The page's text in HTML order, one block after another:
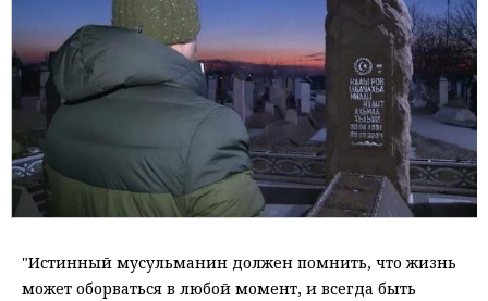
"Истинный мусульманин должен помнить, что жизнь
может оборваться в любой момент, и всегда быть